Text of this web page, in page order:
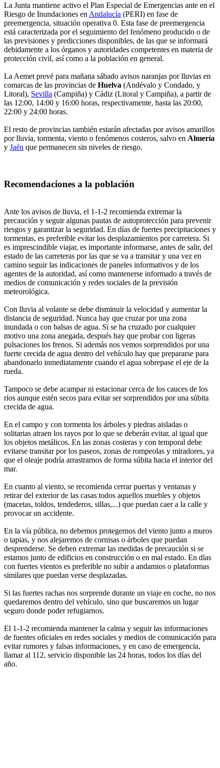
La Junta mantiene activo el Plan Especial de Emergencias ante en el
Riesgo de Inundaciones en Andalucía (PERI) en fase de
preemergencia, situación operativa 0. Esta fase de preemergencia
está caracterizada por el seguimiento del fenómeno producido o de
las previsiones y predicciones disponibles, de las que se informará
debidamente a los órganos y autoridades competentes en materia de
protección civil, así como a la población en general.
La Aemet prevé para mañana sábado avisos naranjas por lluvias en
comarcas de las provincias de Huelva (Andévalo y Condado, y
Litoral), Sevilla (Campiña) y Cádiz (Litoral y Campiña), a partir de
las 12:00, 14:00 y 16:00 horas, respectivamente, hasta las 20:00,
22:00 y 24:00 horas.
El resto de provincias también estarán afectadas por avisos amarillos
por lluvia, tormenta, viento o fenómenos costeros, salvo en Almería
y Jaén que permanecen sin niveles de riesgo.
Recomendaciones a la población
Ante los avisos de lluvia, el 1-1-2 recomienda extremar la
precaución y seguir algunas pautas de autoprotección para prevenir
riesgos y garantizar la seguridad. En días de fuertes precipitaciones y
tormentas, es preferible evitar los desplazamientos por carretera. Si
es imprescindible viajar, es importante informarse, antes de salir, del
estado de las carreteras por las que se va a transitar y una vez en
camino seguir las indicaciones de paneles informativos y de los
agentes de la autoridad, así como mantenerse informado a través de
medios de comunicación y redes sociales de la previsión
meteorológica.
Con lluvia al volante se debe disminuir la velocidad y aumentar la
distancia de seguridad. Nunca hay que cruzar por una zona
inundada o con balsas de agua. Si se ha cruzado por cualquier
motivo una zona anegada, después hay que probar con ligeras
pulsaciones los frenos. Si además nos vemos sorprendidos por una
fuerte crecida de agua dentro del vehículo hay que prepararse para
abandonarlo inmediatamente cuando el agua sobrepase el eje de la
rueda.
Tampoco se debe acampar ni estacionar cerca de los cauces de los
ríos aunque estén secos para evitar ser sorprendidos por una súbita
crecida de agua.
En el campo y con tormenta los árboles y piedras aisladas o
solitarias atraen los rayos por lo que se deberán evitar, al igual que
los objetos metálicos. En las zonas costeras y con temporal debe
evitarse transitar por los paseos, zonas de rompeolas y miradores, ya
que el oleaje podría arrastrarnos de forma súbita hacia el interior del
mar.
En cuanto al viento, se recomienda cerrar puertas y ventanas y
retirar del exterior de las casas todos aquellos muebles y objetos
(macetas, toldos, tendederos, sillas,...) que puedan caer a la calle y
provocar un accidente.
En la vía pública, no debemos protegernos del viento junto a muros
o tapias, y nos alejaremos de cornisas o árboles que puedan
desprenderse. Se deben extremar las medidas de precaución si se
estamos junto de edificios en construcción o en mal estado. En días
con fuertes vientos es preferible no subir a andamios o plataformas
similares que puedan verse desplazadas.
Si las fuertes rachas nos sorprende durante un viaje en coche, no nos
quedaremos dentro del vehículo, sino que buscaremos un lugar
seguro donde poder refugiarnos.
El 1-1-2 recomienda mantener la calma y seguir las informaciones
de fuentes oficiales en redes sociales y medios de comunicación para
evitar rumores y falsas informaciones, y en caso de emergencia,
llamar al 112, servicio disponible las 24 horas, todos los días del
año.